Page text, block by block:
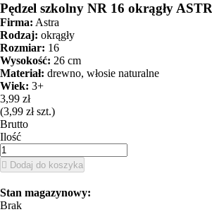
Pędzel szkolny NR 16 okrągły
Firma: Astra
Rodzaj: okrągły
Rozmiar: 16
Wysokość: 26 cm
Materiał: drewno, włosie naturalne
Wiek: 3+
3,99 zł
(3,99 zł szt.)
Brutto
Ilość
 Dodaj do koszyka
Stan magazynowy:
Brak